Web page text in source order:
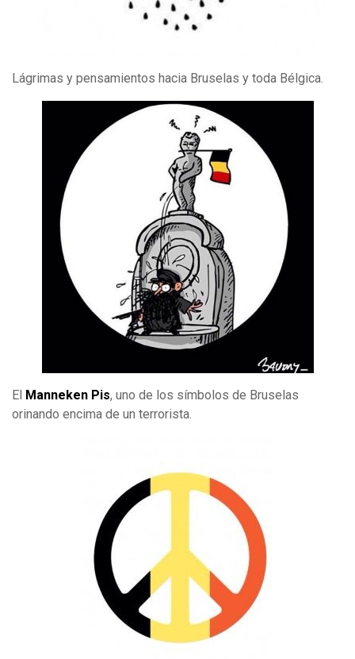
Lágrimas y pensamientos hacia Bruselas y toda Bélgica.
El Manneken Pis, uno de los símbolos de Bruselas
orinando encima de un terrorista.